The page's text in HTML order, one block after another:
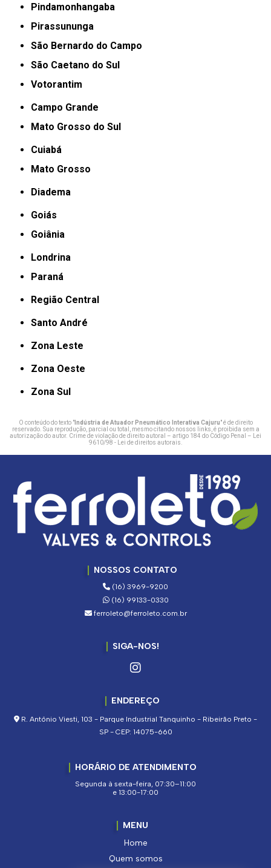
Pindamonhangaba
Pirassununga
São Bernardo do Campo
São Caetano do Sul
Votorantim
Campo Grande
Mato Grosso do Sul
Cuiabá
Mato Grosso
Diadema
Goiás
Goiânia
Londrina
Paraná
Região Central
Santo André
Zona Leste
Zona Oeste
Zona Sul
O conteúdo do texto "Indústria de Atuador Pneumático Interativa Cajuru" é de direito
reservado. Sua reprodução, parcial ou total, mesmo citando nossos links, é proibida sem a
autorização do autor. Crime de violação de direito autoral – artigo 184 do Código Penal –
Lei
9610/98 - Lei de direitos autorais
NOSSOS CONTATO
(16) 3969-9200
(16) 99133-0330
ferroleto@ferroleto.com.br
SIGA-NOS!
ENDEREÇO
R. Antônio Viesti, 103 - Parque Industrial Tanquinho - Ribeirão Preto -
SP - CEP: 14075-660
HORÁRIO DE ATENDIMENTO
Segunda à sexta-feira, 07:30–11:00
e 13:00-17:00
MENU
Home
Quem somos